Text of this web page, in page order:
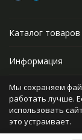
Каталог товаров
Информация
Прочее
Политика
Мы сохраняем
работать лучше.
использовать
это устраивает.